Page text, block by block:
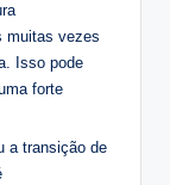
muitas vezes
Isso pode
forte
a transição de